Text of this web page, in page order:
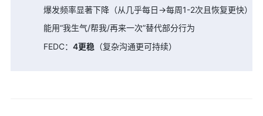
爆发频率显著下降（从几乎每日→每周1-2次且恢复更快）
能用“我生气/帮我/再来一次”替代部分行为
FEDC： 4更稳 （复杂沟通更可持续）